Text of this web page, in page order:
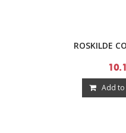
ROSKILDE
Add to